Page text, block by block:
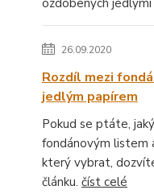
ozdobených jedlými
26.09.2020
Rozdíl mezi
jedlým papírem
Pokud se ptáte,
fondánovým listem
který vybrat,
článku. číst celé